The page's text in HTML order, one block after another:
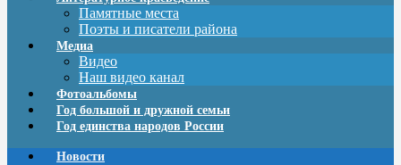
Памятные места
Поэты и писатели района
Медиа
Видео
Наш видео канал
Фотоальбомы
Год большой и дружной семьи
Год единства народов России
Новости